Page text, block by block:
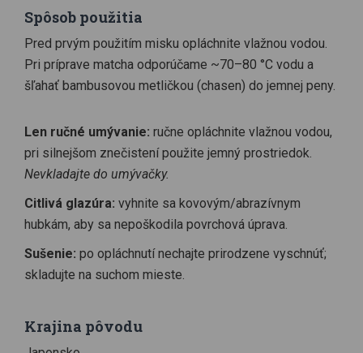
Spôsob použitia
Pred prvým použitím misku opláchnite vlažnou vodou.
Pri príprave matcha odporúčame ~70–80 °C vodu a
šľahať bambusovou metličkou (chasen) do jemnej peny.
Len ručné umývanie: ručne opláchnite vlažnou vodou,
pri silnejšom znečistení použite jemný prostriedok.
Nevkladajte do umývačky.
Citlivá glazúra: vyhnite sa kovovým/abrazívnym
hubkám, aby sa nepoškodila povrchová úprava.
Sušenie: po opláchnutí nechajte prirodzene vyschnúť;
skladujte na suchom mieste.
Krajina pôvodu